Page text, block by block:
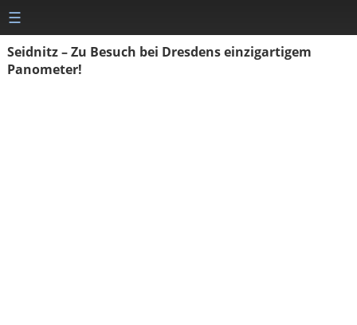
☰
Seidnitz – Zu Besuch bei Dresdens einzigartigem
Panometer!